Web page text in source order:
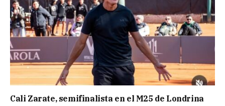
Cali Zarate, semifinalista en el M25 de Londrina